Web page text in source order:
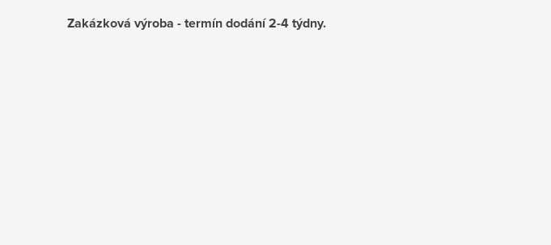
Zakázková výroba - termín dodání 2-4 týdny.